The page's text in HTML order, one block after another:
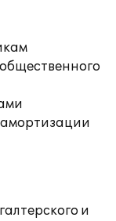
амортизации
и